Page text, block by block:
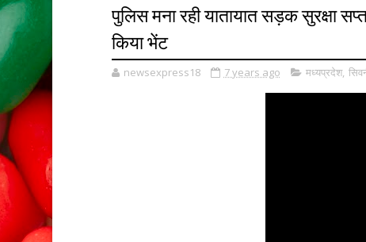
पुलिस मना रही यातायात सड़क सुरक्षा
किया भेंट
newsexpress18 7 years ago मध्यप्रदेश,